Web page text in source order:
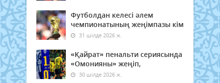
Футболдан келесі әлем
чемпионатының жеңімпазы кім
31 шілде 2026 ж.
«Қайрат» пенальти сериясында
«Омонияны» жеңіп,
30 шілде 2026 ж.